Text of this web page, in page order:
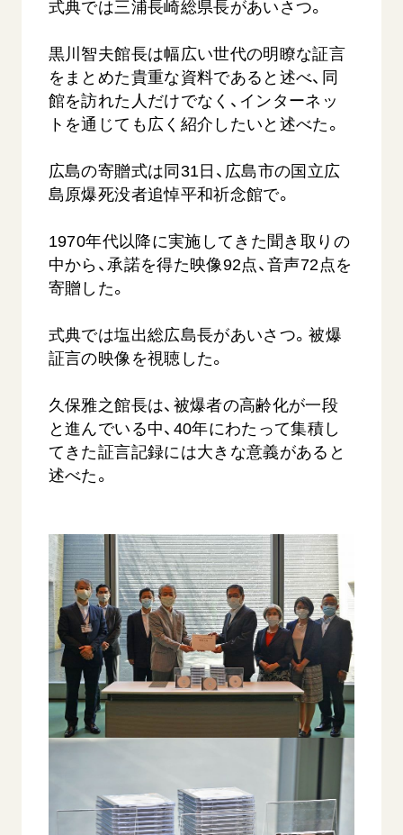
「三つの花ことば」 関西吹奏楽団
2026.07.31
文化 音楽 動画
式典では三浦長崎総県長があいさつ。
黒川智夫館長は幅広い世代の明瞭な証言
をまとめた貴重な資料であると述べ、同
館を訪れた人だけでなく、インターネッ
トを通じても広く紹介したいと述べた。
広島の寄贈式は同31日、広島市の国立広
島原爆死没者追悼平和祈念館で。
1970年代以降に実施してきた聞き取りの
中から、承諾を得た映像92点、音声72点を
寄贈した。
式典では塩出総広島長があいさつ。被爆
証言の映像を視聴した。
久保雅之館長は、被爆者の高齢化が一段
と進んでいる中、40年にわたって集積し
てきた証言記録には大きな意義があると
述べた。